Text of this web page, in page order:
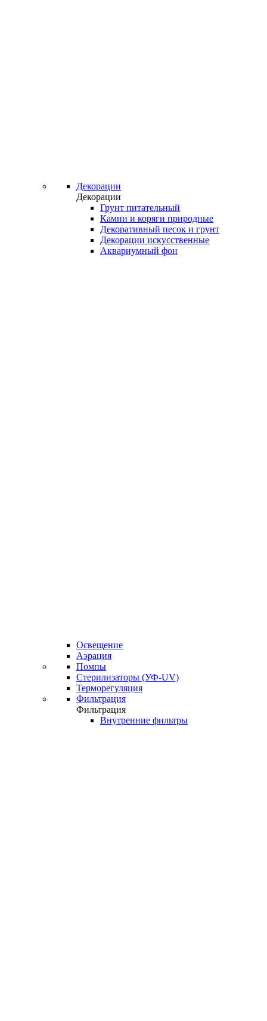
Декорации
Декорации
Грунт питательный
Камни и коряги природные
Декоративный песок и грунт
Декорации искусственные
Аквариумный фон
Освещение
Аэрация
Помпы
Стерилизаторы (УФ-UV)
Терморегуляция
Фильтрация
Фильтрация
Внутренние фильтры